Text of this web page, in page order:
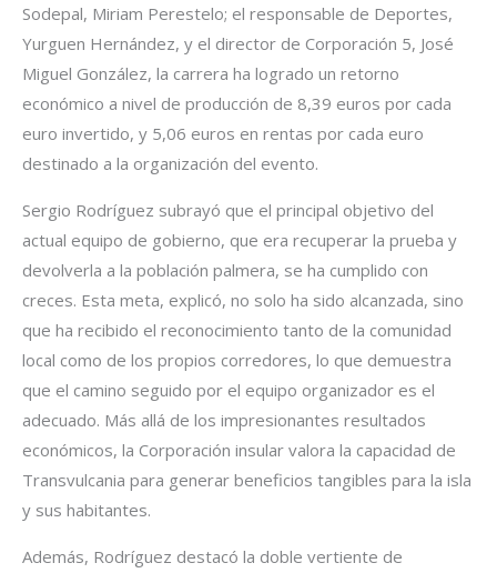
Sodepal, Miriam Perestelo; el responsable de Deportes,
Yurguen Hernández, y el director de Corporación 5, José
Miguel González, la carrera ha logrado un retorno
económico a nivel de producción de 8,39 euros por cada
euro invertido, y 5,06 euros en rentas por cada euro
destinado a la organización del evento.
Sergio Rodríguez subrayó que el principal objetivo del
actual equipo de gobierno, que era recuperar la prueba y
devolverla a la población palmera, se ha cumplido con
creces. Esta meta, explicó, no solo ha sido alcanzada, sino
que ha recibido el reconocimiento tanto de la comunidad
local como de los propios corredores, lo que demuestra
que el camino seguido por el equipo organizador es el
adecuado. Más allá de los impresionantes resultados
económicos, la Corporación insular valora la capacidad de
Transvulcania para generar beneficios tangibles para la isla
y sus habitantes.
Además, Rodríguez destacó la doble vertiente de